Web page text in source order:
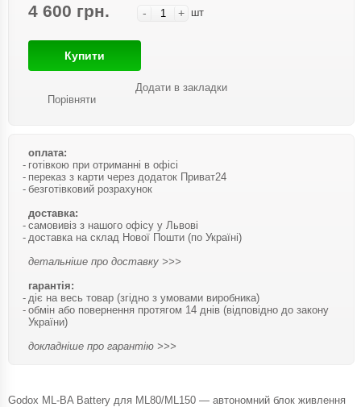
4 600 грн. - + шт
Купити
Порівняти
Додати в закладки
оплата:
готівкою при отриманні в офісі
переказ з карти через додаток Приват24
безготівковий розрахунок
доставка:
самовивіз з нашого офісу у Львові
доставка на склад Нової Пошти (по Україні)
детальніше про доставку >>>
гарантія:
діє на весь товар (згідно з умовами виробника)
обмін або повернення протягом 14 днів (відповідно до закону
України)
докладніше про гарантію >>>
Godox ML-BA Battery для ML80/ML150 — автономний блок живлення